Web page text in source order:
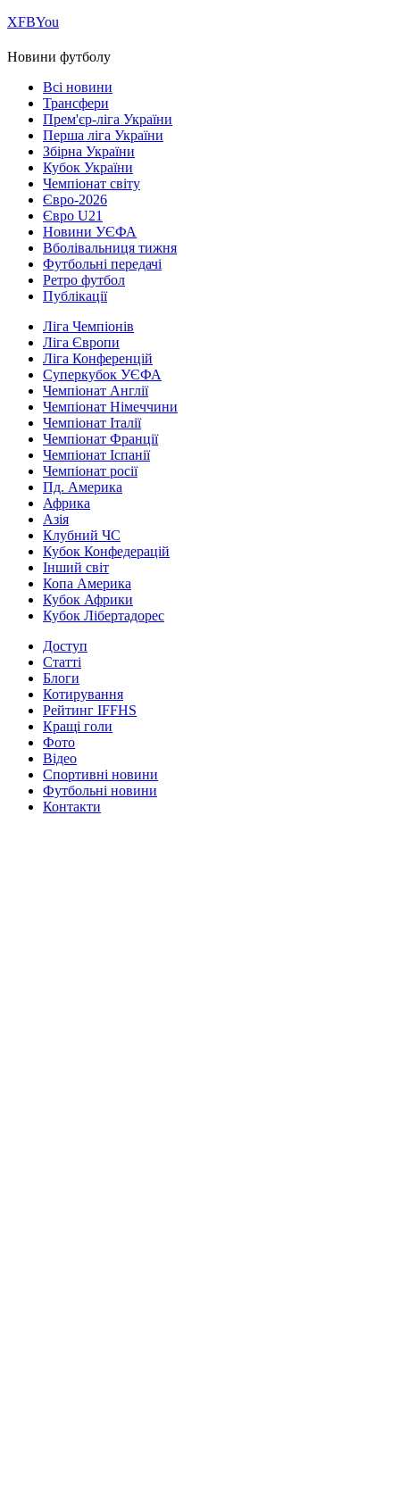
ХFBYou
Новини футболу
Всі новини
Трансфери
Прем'єр-ліга України
Перша ліга України
Збірна України
Кубок України
Чемпіонат світу
Євро-2026
Євро U21
Новини УЄФА
Вболівальниця тижня
Футбольні передачі
Ретро футбол
Публікації
Ліга Чемпіонів
Ліга Європи
Ліга Конференцій
Суперкубок УЄФА
Чемпіонат Англії
Чемпіонат Німеччини
Чемпіонат Італії
Чемпіонат Франції
Чемпіонат Іспанії
Чемпіонат росії
Пд. Америка
Африка
Азія
Клубний ЧС
Кубок Конфедерацій
Інший світ
Копа Америка
Кубок Африки
Кубок Лібертадорес
Доступ
Статті
Блоги
Котирування
Рейтинг IFFHS
Кращі голи
Фото
Відео
Спортивні новини
Футбольні новини
Контакти